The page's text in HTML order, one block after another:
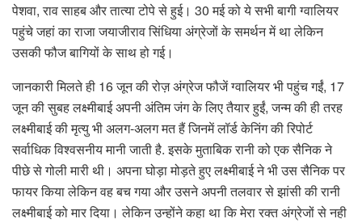
पेशवा, राव साहब और तात्या टोपे से हुई। 30 मई को ये सभी बागी ग्वालियर
पहुंचे जहां का राजा जयाजीराव सिंधिया अंग्रेजों के समर्थन में था लेकिन
उसकी फौज बागियों के साथ हो गई।
जानकारी मिलते ही 16 जून की रोज़ अंग्रेज फौजें ग्वालियर भी पहुंच गईं, 17
जून की सुबह लक्ष्मीबाई अपनी अंतिम जंग के लिए तैयार हुईं, जन्म की ही तरह
लक्ष्मीबाई की मृत्यु भी अलग-अलग मत हैं जिनमें लॉर्ड केनिंग की रिपोर्ट
सर्वाधिक विश्वसनीय मानी जाती है. इसके मुताबिक रानी को एक सैनिक ने
पीछे से गोली मारी थी। अपना घोड़ा मोड़ते हुए लक्ष्मीबाई ने भी उस सैनिक पर
फायर किया लेकिन वह बच गया और उसने अपनी तलवार से झांसी की रानी
लक्ष्मीबाई को मार दिया। लेकिन उन्होंने कहा था कि मेरा रक्त अंग्रेजों से नही